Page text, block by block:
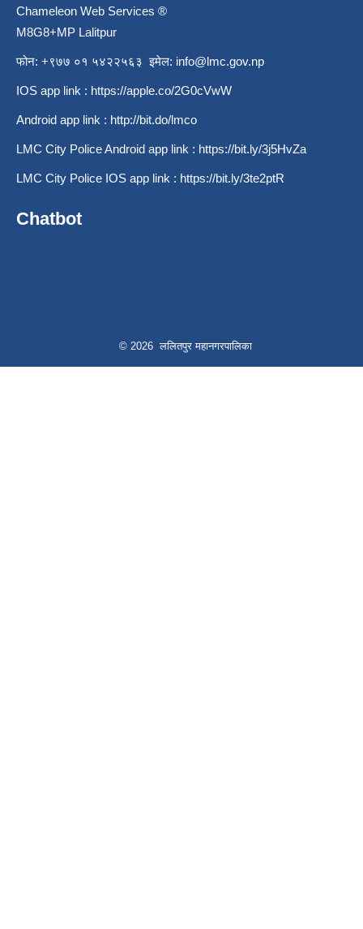
M8G8+MP Lalitpur
फोन: +९७७ ०१ ५४२२५६३ इमेल: info@lmc.gov.np
IOS app link : https://apple.co/2G0cVwW
Android app link : http://bit.do/lmco
LMC City Police Android app link : https://bit.ly/3j5HvZa
LMC City Police IOS app link : https://bit.ly/3te2ptR
Chatbot
© 2026 ललितपुर महानगरपालिका